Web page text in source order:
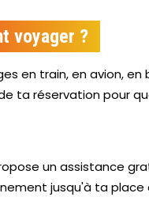
voyager ?
en train, en avion,
ta réservation pour
un assistance
jusqu'à ta place